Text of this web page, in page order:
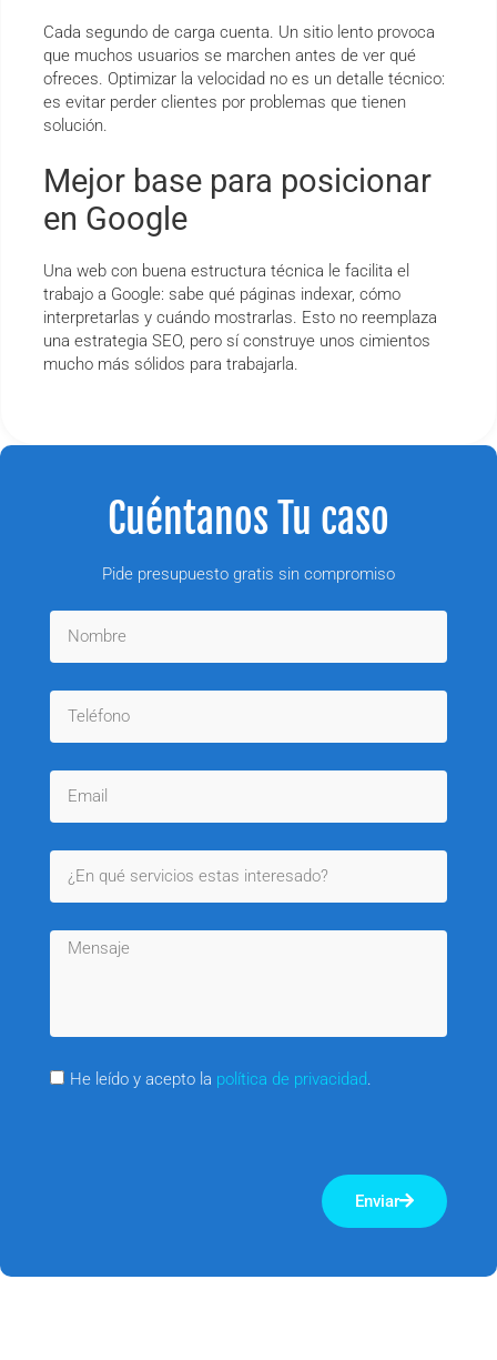
Cada segundo de carga cuenta. Un sitio lento provoca
que muchos usuarios se marchen antes de ver qué
ofreces. Optimizar la velocidad no es un detalle técnico:
es evitar perder clientes por problemas que tienen
solución.
Mejor base para posicionar
en Google
Una web con buena estructura técnica le facilita el
trabajo a Google: sabe qué páginas indexar, cómo
interpretarlas y cuándo mostrarlas. Esto no reemplaza
una estrategia SEO, pero sí construye unos cimientos
mucho más sólidos para trabajarla.
Cuéntanos Tu caso
Pide presupuesto gratis sin compromiso
He leído y acepto la política de privacidad.
Enviar